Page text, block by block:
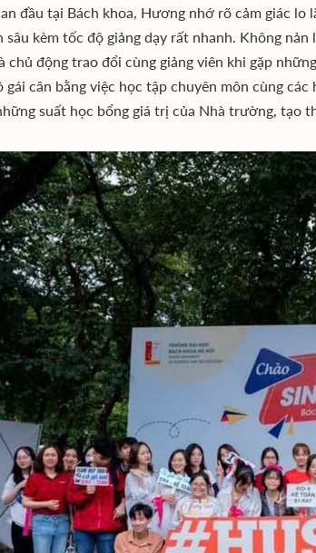
đầu tại Bách khoa, Hương nhớ rõ cảm giác
sâu kèm tốc độ giảng dạy rất nhanh. Không
chủ động trao đổi cùng giảng viên khi gặp
gái cân bằng việc học tập chuyên môn cùng
suất học bổng giá trị của Nhà trường, tạo